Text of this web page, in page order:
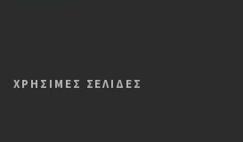
ΧΡΗΣΙΜΕΣ ΣΕΛΙΔΕΣ